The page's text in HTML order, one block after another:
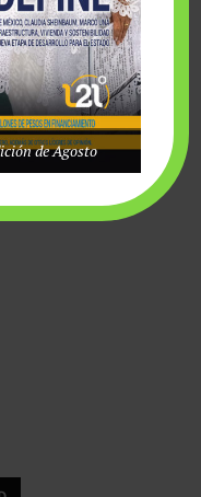
de Agosto